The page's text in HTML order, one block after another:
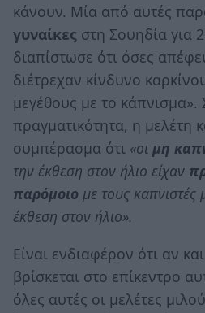
κάνουν. Μία από αυτές
γυναίκες στη Σουηδία για
διαπίστωσε ότι όσες
διέτρεχαν κίνδυνο
μεγέθους με το κάπνισμα».
πραγματικότητα, η μελέτη
συμπέρασμα ότι «οι μη
την έκθεση στον ήλιο είχαν
παρόμοιο με τους
έκθεση στον ήλιο».
Είναι ενδιαφέρον ότι αν
βρίσκεται στο επίκεντρο
όλες αυτές οι μελέτες